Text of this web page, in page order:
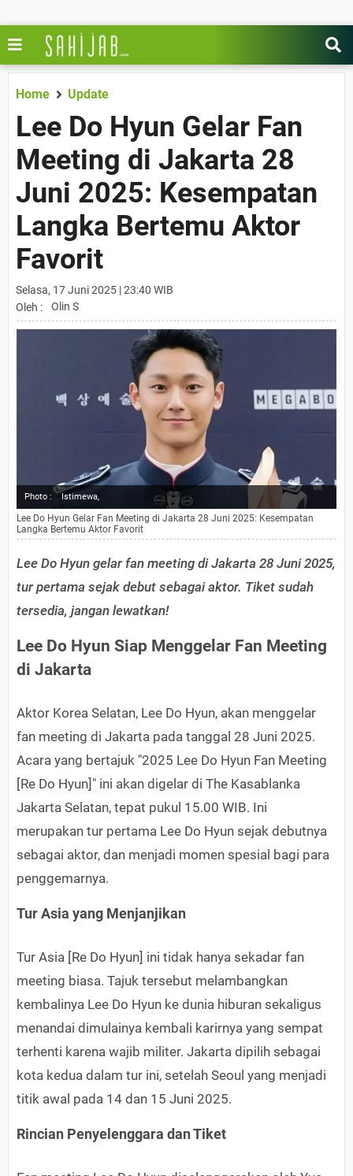
Home Update
Lee Do Hyun Gelar Fan
Meeting di Jakarta 28
Juni 2025: Kesempatan
Langka Bertemu Aktor
Favorit
Selasa, 17 Juni 2025 | 23:40 WIB
Oleh :
Olin S
Photo : Istimewa,
Lee Do Hyun Gelar Fan Meeting di Jakarta 28 Juni 2025: Kesempatan
Langka Bertemu Aktor Favorit
Lee Do Hyun gelar fan meeting di Jakarta 28 Juni 2025,
tur pertama sejak debut sebagai aktor. Tiket sudah
tersedia, jangan lewatkan!
Lee Do Hyun Siap Menggelar Fan Meeting
di Jakarta
Aktor Korea Selatan, Lee Do Hyun, akan menggelar
fan meeting di Jakarta pada tanggal 28 Juni 2025.
Acara yang bertajuk "2025 Lee Do Hyun Fan Meeting
[Re Do Hyun]" ini akan digelar di The Kasablanka
Jakarta Selatan, tepat pukul 15.00 WIB. Ini
merupakan tur pertama Lee Do Hyun sejak debutnya
sebagai aktor, dan menjadi momen spesial bagi para
penggemarnya.
Tur Asia yang Menjanjikan
Tur Asia [Re Do Hyun] ini tidak hanya sekadar fan
meeting biasa. Tajuk tersebut melambangkan
kembalinya Lee Do Hyun ke dunia hiburan sekaligus
menandai dimulainya kembali karirnya yang sempat
terhenti karena wajib militer. Jakarta dipilih sebagai
kota kedua dalam tur ini, setelah Seoul yang menjadi
titik awal pada 14 dan 15 Juni 2025.
Rincian Penyelenggara dan Tiket